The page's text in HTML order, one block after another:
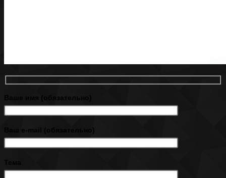
Ваше имя (обязательно)
Ваш e-mail (обязательно)